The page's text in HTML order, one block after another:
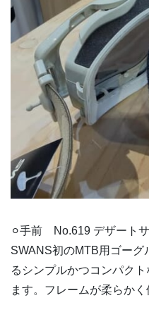
⚪︎手前 No.619 デザート
SWANS初のMTB用ゴーグ
るシンプルかつコンパク
ます。フレームが柔らかく